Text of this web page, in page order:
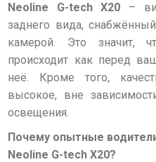
Neoline G-tech X20 –
заднего вида,
камерой. Это значит,
происходит как перед
неё. Кроме того,
высокое, вне
освещения.
Почему опытные
Neoline G-tech X20?